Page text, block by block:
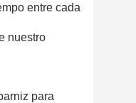
entre cada
nuestro
para